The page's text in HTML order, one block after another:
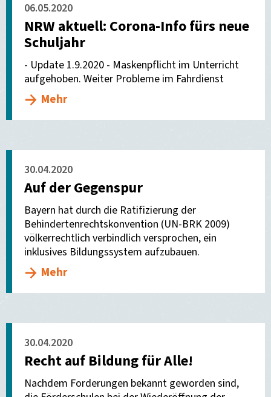
06.05.2020
NRW aktuell: Corona-Info fürs neue
Schuljahr
- Update 1.9.2020 - Maskenpflicht im Unterricht
aufgehoben. Weiter Probleme im Fahrdienst
Mehr
30.04.2020
Auf der Gegenspur
Bayern hat durch die Ratifizierung der
Behindertenrechtskonvention (UN-BRK 2009)
völkerrechtlich verbindlich versprochen, ein
inklusives Bildungssystem aufzubauen.
Mehr
30.04.2020
Recht auf Bildung für Alle!
Nachdem Forderungen bekannt geworden sind,